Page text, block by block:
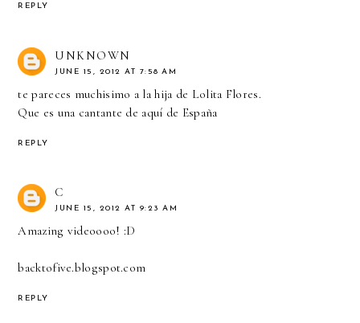
REPLY
UNKNOWN
JUNE 15, 2012 AT 7:58 AM
te pareces muchisimo a la hija de Lolita Flores.
Que es una cantante de aquí de España
REPLY
C
JUNE 15, 2012 AT 9:23 AM
Amazing videoooo! :D
backtofive.blogspot.com
REPLY